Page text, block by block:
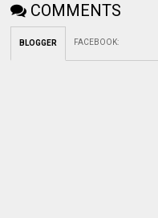
COMMENTS
BLOGGER FACEBOOK: